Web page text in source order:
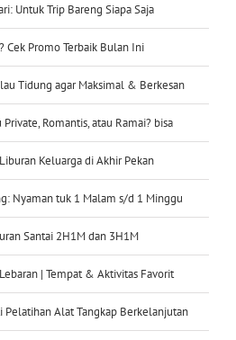
Untuk Trip Bareng Siapa Saja
Cek Promo Terbaik Bulan Ini
Tidung agar Maksimal & Berkesan
Romantis, atau Ramai? bisa
Keluarga di Akhir Pekan
Nyaman tuk 1 Malam s/d 1 Minggu
Santai 2H1M dan 3H1M
| Tempat & Aktivitas Favorit
Alat Tangkap Berkelanjutan